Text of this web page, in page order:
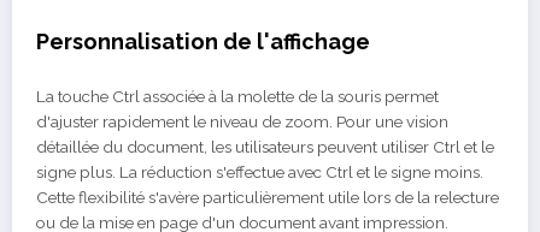
Personnalisation de l'affichage
La touche Ctrl associée à la molette de la souris permet
d'ajuster rapidement le niveau de zoom. Pour une vision
détaillée du document, les utilisateurs peuvent utiliser Ctrl et le
signe plus. La réduction s'effectue avec Ctrl et le signe moins.
Cette flexibilité s'avère particulièrement utile lors de la relecture
ou de la mise en page d'un document avant impression.